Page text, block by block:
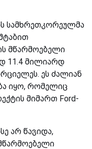
სამხრეთკორეულმა
მწარმოებელი
11.4 მილიარდ
ეს ძალიან
იყო, რომელიც
მიმართ Ford-
არ წავიდა,